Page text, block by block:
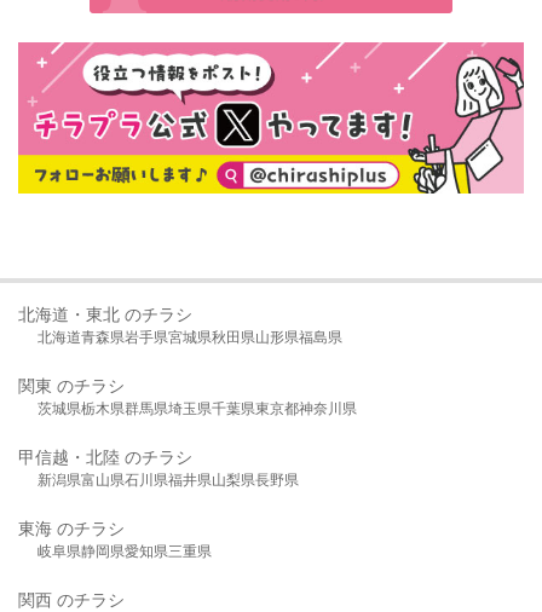
北海道・東北 のチラシ
北海道青森県岩手県宮城県秋田県山形県福島県
関東 のチラシ
茨城県栃木県群馬県埼玉県千葉県東京都神奈川県
甲信越・北陸 のチラシ
新潟県富山県石川県福井県山梨県長野県
東海 のチラシ
岐阜県静岡県愛知県三重県
関西 のチラシ